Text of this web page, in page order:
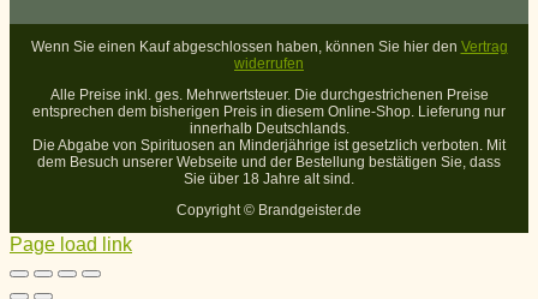
Wenn Sie einen Kauf abgeschlossen haben, können Sie hier den Vertrag
widerrufen
Alle Preise inkl. ges. Mehrwertsteuer. Die durchgestrichenen Preise
entsprechen dem bisherigen Preis in diesem Online-Shop. Lieferung nur
innerhalb Deutschlands.
Die Abgabe von Spirituosen an Minderjährige ist gesetzlich verboten. Mit
dem Besuch unserer Webseite und der Bestellung bestätigen Sie, dass
Sie über 18 Jahre alt sind.
Copyright © Brandgeister.de
Page load link